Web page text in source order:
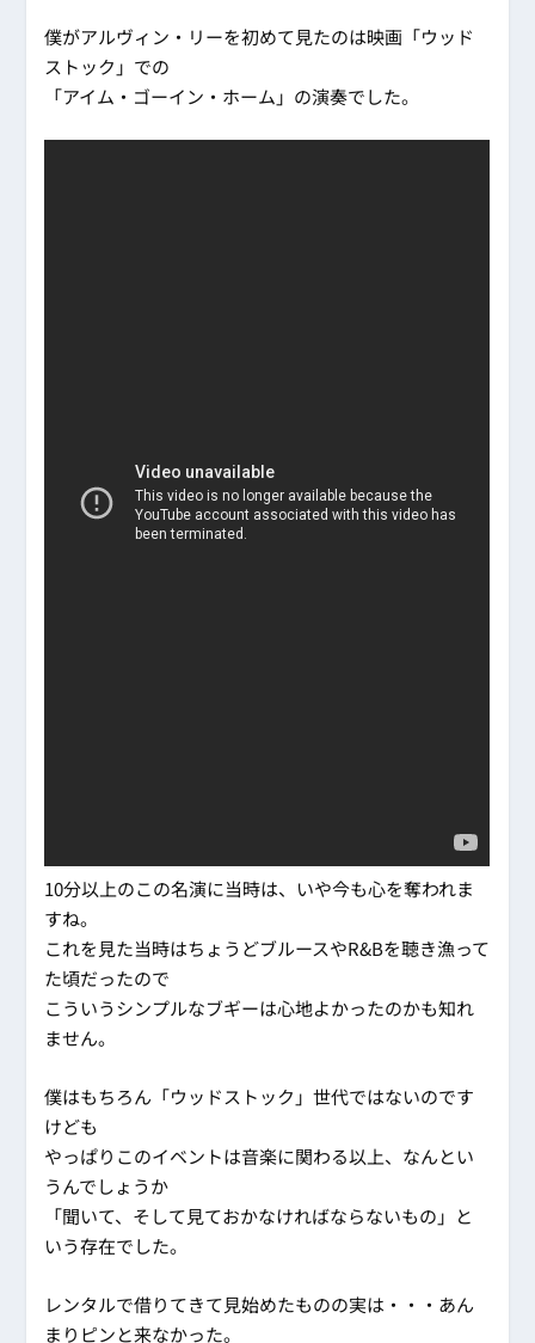
僕がアルヴィン・リーを初めて見たのは映画「ウッド
ストック」での
「アイム・ゴーイン・ホーム」の演奏でした。
10分以上のこの名演に当時は、いや今も心を奪われま
すね。
これを見た当時はちょうどブルースやR&Bを聴き漁って
た頃だったので
こういうシンプルなブギーは心地よかったのかも知れ
ません。
僕はもちろん「ウッドストック」世代ではないのです
けども
やっぱりこのイベントは音楽に関わる以上、なんとい
うんでしょうか
「聞いて、そして見ておかなければならないもの」と
いう存在でした。
レンタルで借りてきて見始めたものの実は・・・あん
まりピンと来なかった。